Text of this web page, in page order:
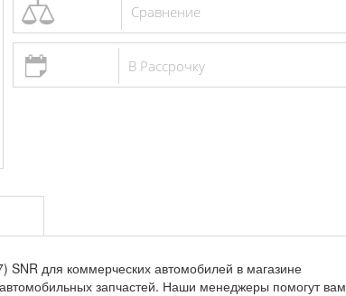
Сравнение
В Рассрочку
SNR для коммерческих автомобилей в магазине
запчастей. Наши менеджеры помогут вам